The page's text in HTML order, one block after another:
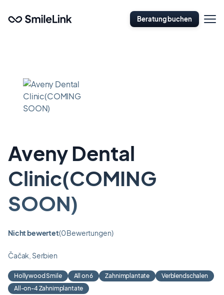
Hauptinhalt
Beratung buchen
öffnen
Aveny Dental
Clinic(COMING
SOON)
Bewertung
von
5
Nicht bewertet(0 Bewertungen)
Čačak, Serbien
Hollywood Smile All on 6 Zahnimplantate
Verblendschalen
All-on-4 Zahnimplantate